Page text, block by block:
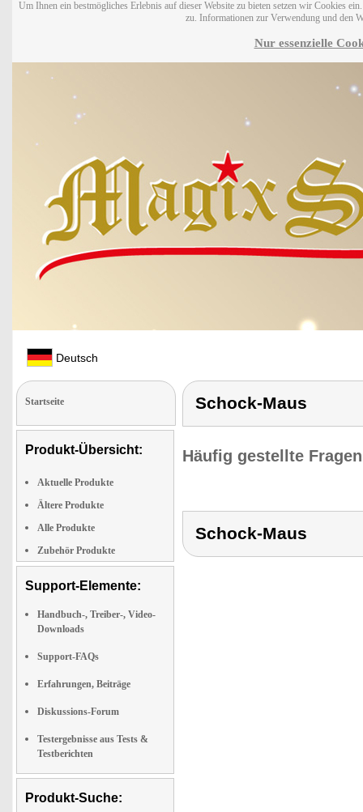
Um Ihnen ein bestmögliches Erlebnis auf dieser Website zu bieten setzen wir Cookies
zu. Informationen zur Verwendung und den
Nur essenzielle
Deutsch
Startseite
Produkt-Übersicht:
Aktuelle Produkte
Ältere Produkte
Alle Produkte
Zubehör Produkte
Support-Elemente:
Handbuch-, Treiber-, Video-
Downloads
Support-FAQs
Erfahrungen, Beiträge
Diskussions-Forum
Testergebnisse aus Tests &
Testberichten
Produkt-Suche:
Schock-Maus
Häufig gestellte
Schock-Maus